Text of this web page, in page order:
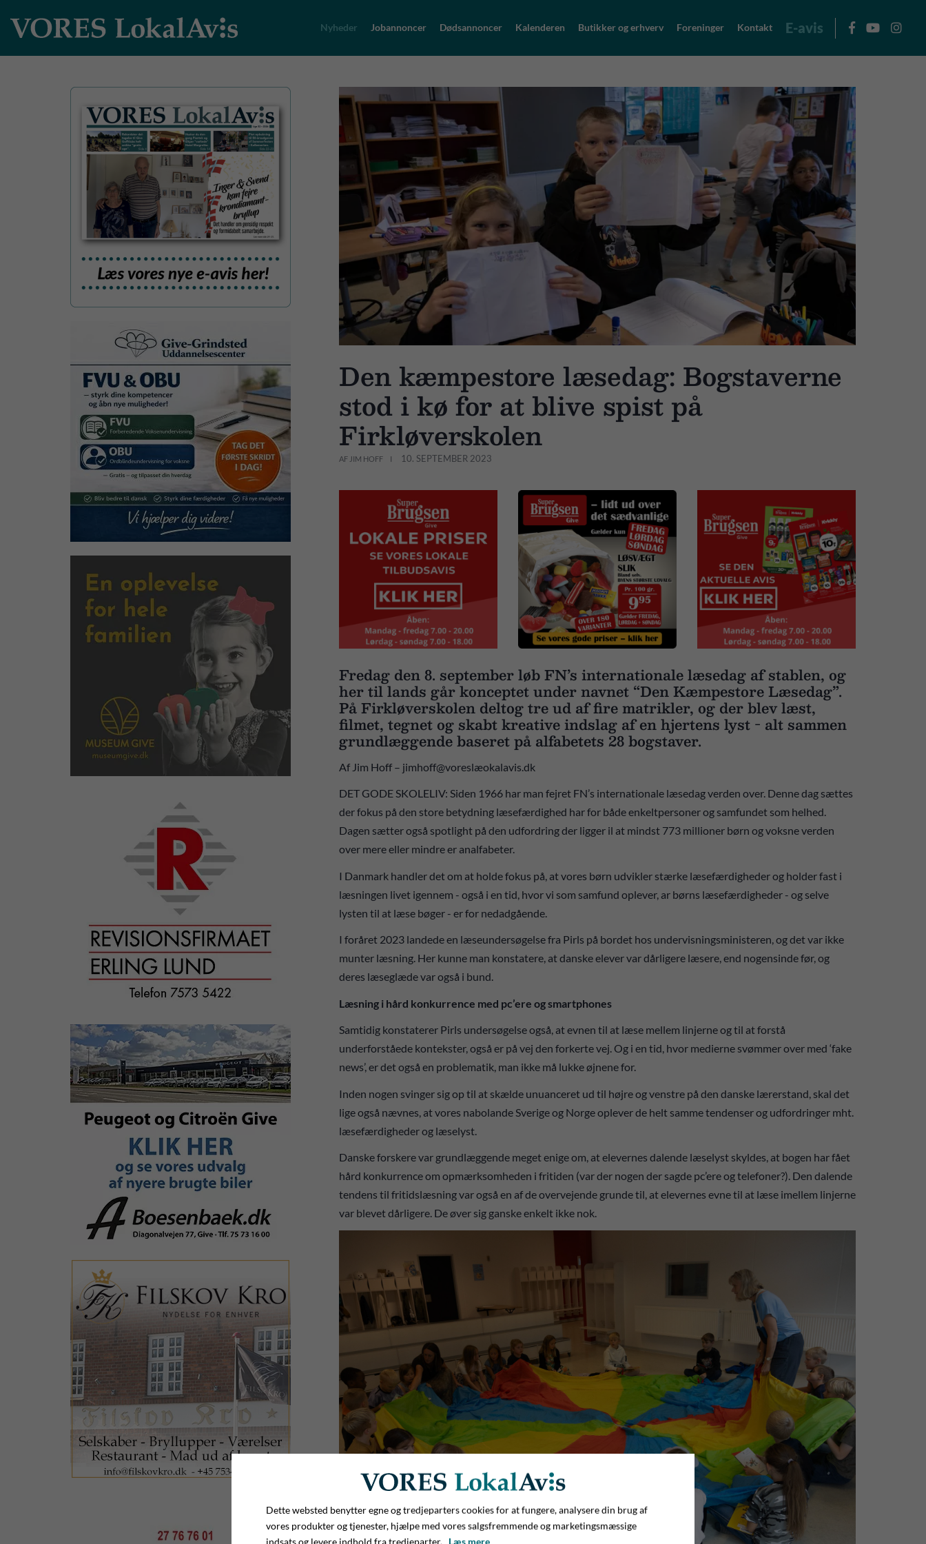
Nyheder Jobannoncer Dødsannoncer Kalenderen Butikker og erhverv Foreninger Kontakt E-avis
Den kæmpestore læsedag: Bogstaverne
stod i kø for at blive spist på
Firkløverskolen
AF JIM HOFF 10. SEPTEMBER 2023
Fredag den 8. september løb FN’s internationale læsedag af stablen, og
her til lands går konceptet under navnet “Den Kæmpestore Læsedag”.
På Firkløverskolen deltog tre ud af fire matrikler, og der blev læst,
filmet, tegnet og skabt kreative indslag af en hjertens lyst - alt sammen
grundlæggende baseret på alfabetets 28 bogstaver.
Af Jim Hoff – jimhoff@voreslæokalavis.dk
DET GODE SKOLELIV: Siden 1966 har man fejret FN’s internationale læsedag verden over. Denne dag sættes
der fokus på den store betydning læsefærdighed har for både enkeltpersoner og samfundet som helhed.
Dagen sætter også spotlight på den udfordring der ligger il at mindst 773 millioner børn og voksne verden
over mere eller mindre er analfabeter.
I Danmark handler det om at holde fokus på, at vores børn udvikler stærke læsefærdigheder og holder fast i
læsningen livet igennem - også i en tid, hvor vi som samfund oplever, ar børns læsefærdigheder - og selve
lysten til at læse bøger - er for nedadgående.
I foråret 2023 landede en læseundersøgelse fra Pirls på bordet hos undervisningsministeren, og det var ikke
munter læsning. Her kunne man konstatere, at danske elever var dårligere læsere, end nogensinde før, og
deres læseglæde var også i bund.
Læsning i hård konkurrence med pc’ere og smartphones
Samtidig konstaterer Pirls undersøgelse også, at evnen til at læse mellem linjerne og til at forstå
underforståede kontekster, også er på vej den forkerte vej. Og i en tid, hvor medierne svømmer over med ‘fake
news’, er det også en problematik, man ikke må lukke øjnene for.
Inden nogen svinger sig op til at skælde unuanceret ud til højre og venstre på den danske lærerstand, skal det
lige også nævnes, at vores nabolande Sverige og Norge oplever de helt samme tendenser og udfordringer mht.
læsefærdigheder og læselyst.
Danske forskere var grundlæggende meget enige om, at elevernes dalende læselyst skyldes, at bogen har fået
hård konkurrence om opmærksomheden i fritiden (var der nogen der sagde pc’ere og telefoner?). Den dalende
tendens til fritidslæsning var også en af de overvejende grunde til, at elevernes evne til at læse imellem linjerne
var blevet dårligere. De øver sig ganske enkelt ikke nok.
Dette websted benytter egne og tredjeparters cookies for at fungere, analysere din brug af
vores produkter og tjenester, hjælpe med vores salgsfremmende og marketingsmæssige
indsats og levere indhold fra tredjeparter. Læs mere